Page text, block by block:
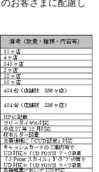
お客さまに配慮し